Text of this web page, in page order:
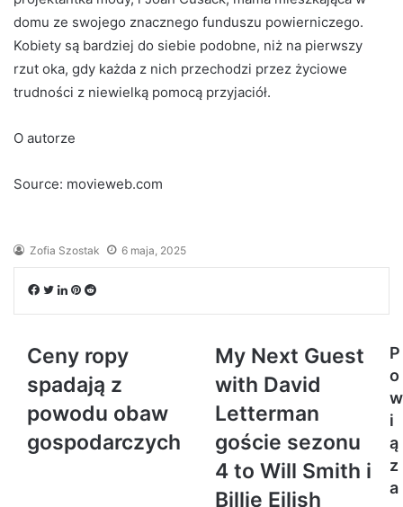
domu ze swojego znacznego funduszu powierniczego.
Kobiety są bardziej do siebie podobne, niż na pierwszy
rzut oka, gdy każda z nich przechodzi przez życiowe
trudności z niewielką pomocą przyjaciół.
O autorze
Source: movieweb.com
Zofia Szostak 6 maja, 2025
Facebook
Twitter
LinkedIn
Pinterest
Reddit
Ceny ropy
spadają z
powodu obaw
gospodarczych
My Next Guest
with David
Letterman
goście sezonu
4 to Will Smith i
Billie Eilish
P
o
w
i
ą
z
a